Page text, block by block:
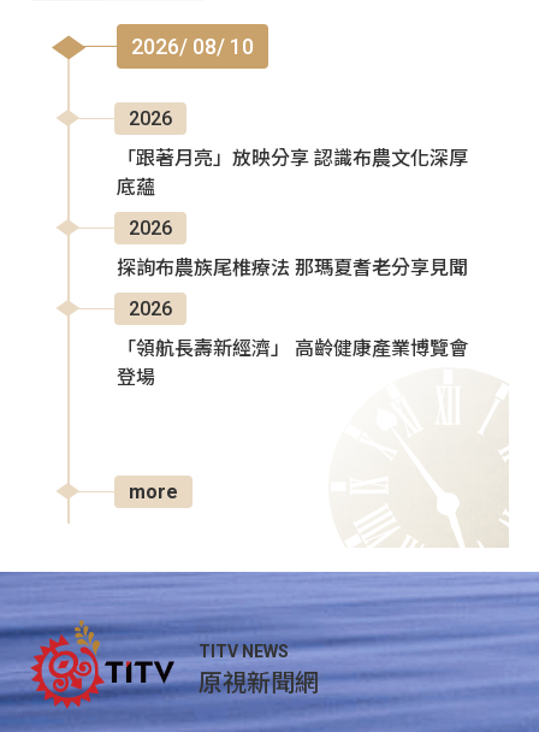
2026/ 08/ 10
2026
「跟著月亮」放映分享 認識布農文化深厚
底蘊
2026
探詢布農族尾椎療法 那瑪夏耆老分享見聞
2026
「領航長壽新經濟」 高齡健康產業博覽會
登場
more
TITV NEWS
原視新聞網